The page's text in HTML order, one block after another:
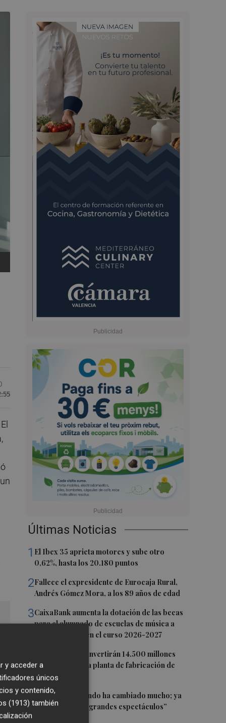
Últimas Noticias
1 El Ibex 35 aprieta motores y sube otro
0,62%, hasta los 20.180 puntos
2Fallece el expresidente de Eurocaja Rural,
Andrés Gómez Mora, a los 89 años de edad
3CaixaBank aumenta la dotación de las becas
para el alumnado de escuelas de música a
275.000 euros en el curso 2026-2027
Tesla y SpaceX invertirán 14.500 millones
para construir la planta de fabricación de
chips Terafab
5Sol Picó: “El mundo ha cambiado mucho; ya
no es tiempo de grandes espectáculos”
y acceder a
únicos
y contenido,
(1913) también